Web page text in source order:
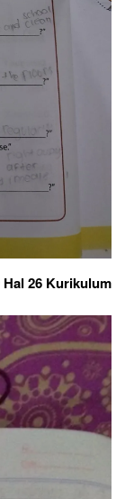
26 Kurikulum